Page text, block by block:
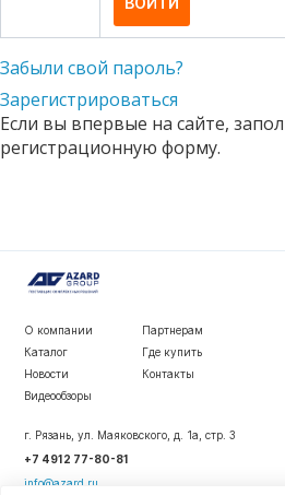
Забыли свой пароль?
Зарегистрироваться
Если вы впервые на сайте,
регистрационную форму.
О компании
Каталог
Новости
Видеообзоры
Партнерам
Где купить
Контакты
г. Рязань, ул. Маяковского, д. 1а, стр. 3
+7 4912 77-80-81
info@azard.ru